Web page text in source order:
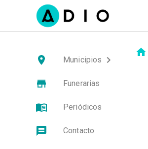
Municipios
Funerarias
Periódicos
Contacto